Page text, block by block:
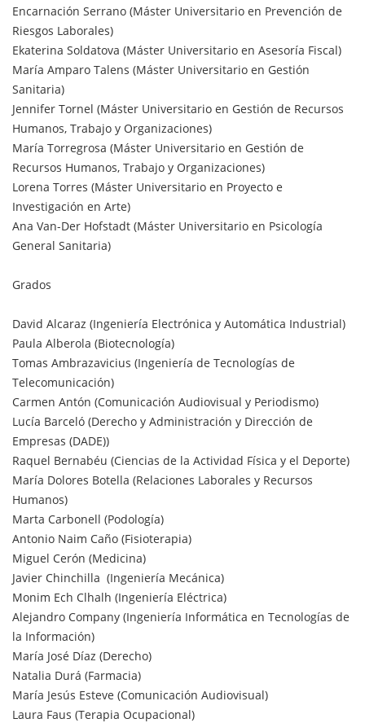
Encarnación Serrano (Máster Universitario en Prevención de
Riesgos Laborales)
Ekaterina Soldatova (Máster Universitario en Asesoría Fiscal)
María Amparo Talens (Máster Universitario en Gestión
Sanitaria)
Jennifer Tornel (Máster Universitario en Gestión de Recursos
Humanos, Trabajo y Organizaciones)
María Torregrosa (Máster Universitario en Gestión de
Recursos Humanos, Trabajo y Organizaciones)
Lorena Torres (Máster Universitario en Proyecto e
Investigación en Arte)
Ana Van-Der Hofstadt (Máster Universitario en Psicología
General Sanitaria)
Grados
David Alcaraz (Ingeniería Electrónica y Automática Industrial)
Paula Alberola (Biotecnología)
Tomas Ambrazavicius (Ingeniería de Tecnologías de
Telecomunicación)
Carmen Antón (Comunicación Audiovisual y Periodismo)
Lucía Barceló (Derecho y Administración y Dirección de
Empresas (DADE))
Raquel Bernabéu (Ciencias de la Actividad Física y el Deporte)
María Dolores Botella (Relaciones Laborales y Recursos
Humanos)
Marta Carbonell (Podología)
Antonio Naim Caño (Fisioterapia)
Miguel Cerón (Medicina)
Javier Chinchilla (Ingeniería Mecánica)
Monim Ech Clhalh (Ingeniería Eléctrica)
Alejandro Company (Ingeniería Informática en Tecnologías de
la Información)
María José Díaz (Derecho)
Natalia Durá (Farmacia)
María Jesús Esteve (Comunicación Audiovisual)
Laura Faus (Terapia Ocupacional)